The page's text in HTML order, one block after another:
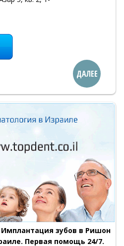
ДАЛЕЕ
зубов в Ришон
Первая помощь 24/7.